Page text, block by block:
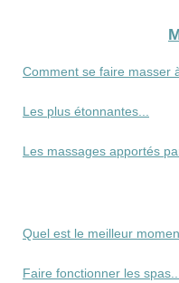
Comment se faire masser
Les plus étonnantes...
Les massages apportés
Quel est le meilleur
Faire fonctionner les